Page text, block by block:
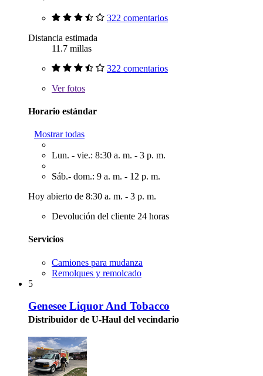
322 comentarios
Distancia estimada
11.7 millas
322 comentarios
Verfotos
Horario estándar
Mostrar todas
Lun. - vie.: 8:30 a. m. - 3 p. m.
Sáb.- dom.: 9 a. m. - 12 p. m.
Hoy abierto de 8:30 a. m. - 3 p. m.
Devolución del cliente 24 horas
Servicios
Camiones para mudanza
Remolques y remolcado
5
Genesee Liquor And Tobacco
Distribuidor de U-Haul del vecindario